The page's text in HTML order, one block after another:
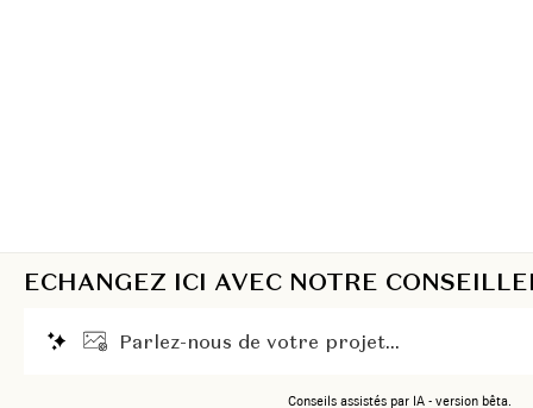
ECHANGEZ ICI AVEC NOTRE
Parlez-nous de votre projet...
Conseils assistés par IA - version bêta.